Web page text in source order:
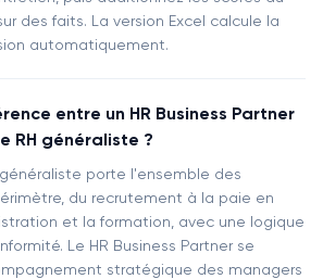
des faits. La version Excel calcule la
automatiquement.
entre un HR Business Partner
RH généraliste ?
porte l'ensemble des
du recrutement à la paie en
et la formation, avec une logique
Le HR Business Partner se
stratégique des managers